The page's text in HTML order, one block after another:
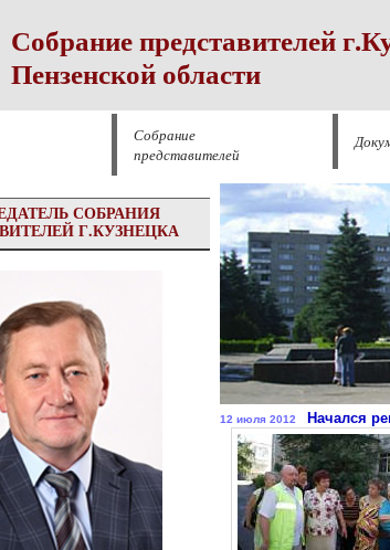
Собрание представителей
Пензенской области
Собрание
представителей
СОБРАНИЯ
Г.КУЗНЕЦКА
12 июля 2012 Начался